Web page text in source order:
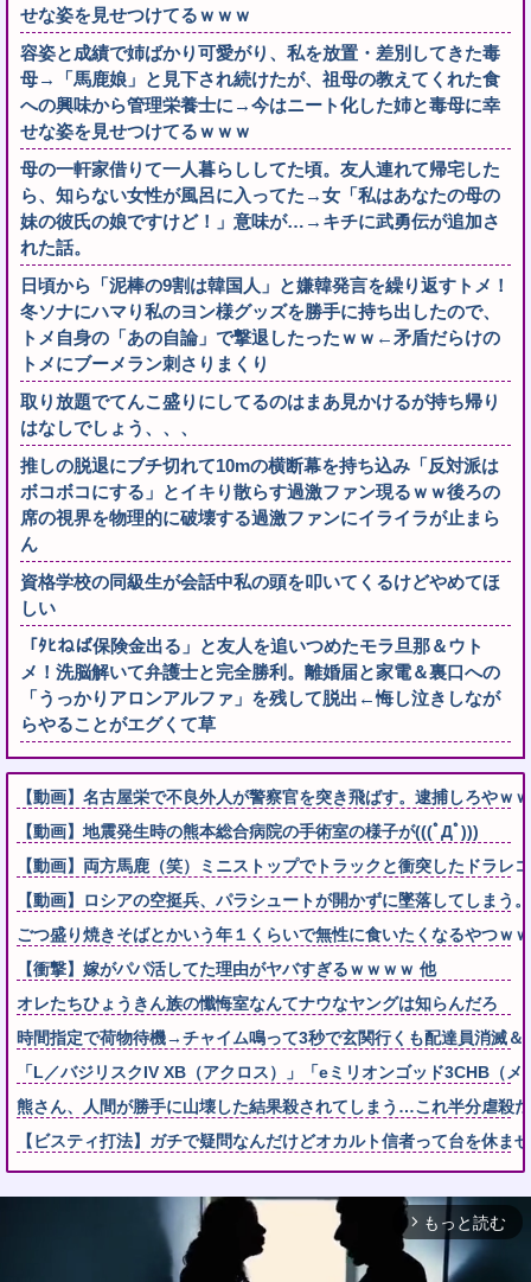
せな姿を見せつけてるｗｗｗ
容姿と成績で姉ばかり可愛がり、私を放置・差別してきた毒
母→「馬鹿娘」と見下され続けたが、祖母の教えてくれた食
への興味から管理栄養士に→今はニート化した姉と毒母に幸
せな姿を見せつけてるｗｗｗ
母の一軒家借りて一人暮らししてた頃。友人連れて帰宅した
ら、知らない女性が風呂に入ってた→女「私はあなたの母の
妹の彼氏の娘ですけど！」意味が…→キチに武勇伝が追加さ
れた話。
日頃から「泥棒の9割は韓国人」と嫌韓発言を繰り返すトメ！
冬ソナにハマり私のヨン様グッズを勝手に持ち出したので、
トメ自身の「あの自論」で撃退したったｗｗ←矛盾だらけの
トメにブーメラン刺さりまくり
取り放題でてんこ盛りにしてるのはまあ見かけるが持ち帰り
はなしでしょう、、、
推しの脱退にブチ切れて10mの横断幕を持ち込み「反対派は
ボコボコにする」とイキり散らす過激ファン現るｗｗ後ろの
席の視界を物理的に破壊する過激ファンにイライラが止まら
ん
資格学校の同級生が会話中私の頭を叩いてくるけどやめてほ
しい
「ﾀﾋねば保険金出る」と友人を追いつめたモラ旦那＆ウト
メ！洗脳解いて弁護士と完全勝利。離婚届と家電＆裏口への
「うっかりアロンアルファ」を残して脱出←悔し泣きしなが
らやることがエグくて草
【動画】名古屋栄で不良外人が警察官を突き飛ばす。逮捕しろやｗ
【動画】地震発生時の熊本総合病院の手術室の様子が(((ﾟДﾟ)))
【動画】両方馬鹿（笑）ミニストップでトラックと衝突したドラレ
【動画】ロシアの空挺兵、パラシュートが開かずに墜落してしまう。
ごつ盛り焼きそばとかいう年１くらいで無性に食いたくなるやつｗ
【衝撃】嫁がパパ活してた理由がヤバすぎるｗｗｗｗ 他
オレたちひょうきん族の懺悔室なんてナウなヤングは知らんだろ
時間指定で荷物待機→チャイム鳴って3秒で玄関行くも配達員消滅
「L／バジリスクIV XB（アクロス）」「eミリオンゴッド3CHB（
熊さん、人間が勝手に山壊した結果殺されてしまう…これ半分虐殺
【ビスティ打法】ガチで疑問なんだけどオカルト信者って台を休
arrow_forward_ios もっと読む